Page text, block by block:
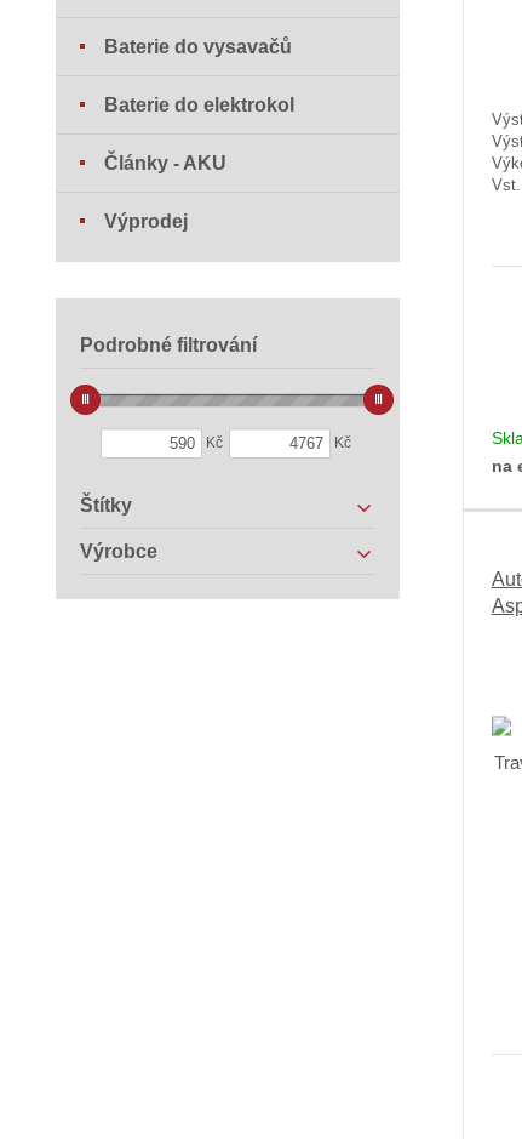
na
Baterie do vysavačů
Baterie do elektrokol
Články - AKU
Výprodej
Podrobné filtrování
Kč Kč
Štítky
Výrobce